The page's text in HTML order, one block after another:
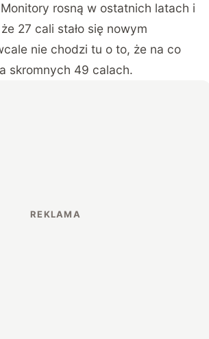
rosną w ostatnich latach i
27 cali stało się nowym
nie chodzi tu o to, że na co
skromnych 49 calach.